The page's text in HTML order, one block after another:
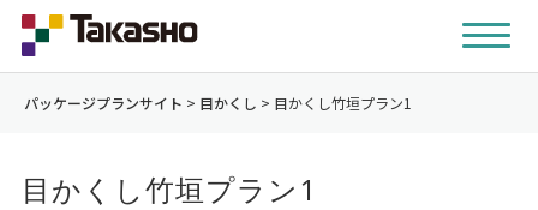
パッケージプランサイト > 目かくし > 目かくし竹垣プラン1
目かくし竹垣プラン1